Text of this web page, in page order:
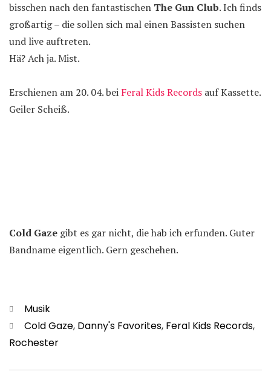
bisschen nach den fantastischen The Gun Club. Ich finds
großartig – die sollen sich mal einen Bassisten suchen
und live auftreten.
Hä? Ach ja. Mist.
Erschienen am 20. 04. bei Feral Kids Records auf Kassette.
Geiler Scheiß.
Cold Gaze gibt es gar nicht, die hab ich erfunden. Guter
Bandname eigentlich. Gern geschehen.
Kategorien
Musik
Schlagwörter
Cold Gaze, Danny's Favorites, Feral Kids Records,
Rochester